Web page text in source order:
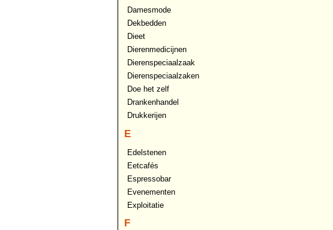
Damesmode
Dekbedden
Dieet
Dierenmedicijnen
Dierenspeciaalzaak
Dierenspeciaalzaken
Doe het zelf
Drankenhandel
Drukkerijen
E
Edelstenen
Eetcafés
Espressobar
Evenementen
Exploitatie
F